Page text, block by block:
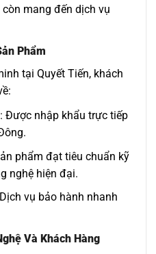
mang đến dịch vụ
Phẩm
tại Quyết Tiến, khách
: Được nhập khẩu trực tiếp
phẩm đạt tiêu chuẩn kỹ
nghệ hiện đại.
vụ bảo hành nhanh
Và Khách Hàng